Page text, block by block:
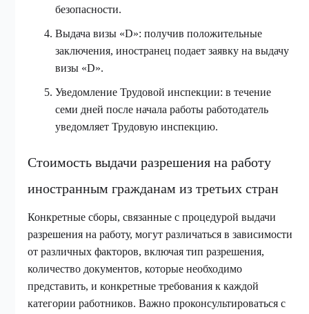
безопасности.
Выдача визы «D»: получив положительные
заключения, иностранец подает заявку на выдачу
визы «D».
Уведомление Трудовой инспекции: в течение
семи дней после начала работы работодатель
уведомляет Трудовую инспекцию.
Стоимость выдачи разрешения на работу
иностранным гражданам из третьих стран
Конкретные сборы, связанные с процедурой выдачи
разрешения на работу, могут различаться в зависимости
от различных факторов, включая тип разрешения,
количество документов, которые необходимо
представить, и конкретные требования к каждой
категории работников. Важно проконсультироваться с